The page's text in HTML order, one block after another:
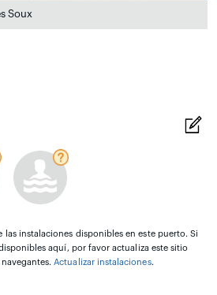
Soux
las instalaciones disponibles en este puerto. Si
aquí, por favor actualiza este sitio
navegantes.Actualizar instalaciones.